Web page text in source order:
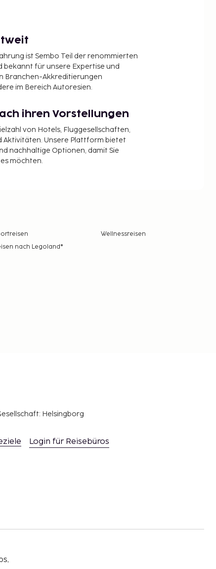
ist Sembo Teil der renommierten
bekannt für unsere Expertise und
Branchen-Akkreditierungen
im Bereich Autoresien.
ihren Vorstellungen
von Hotels, Fluggesellschaften,
Aktivitäten. Unsere Plattform bietet
nachhaltige Optionen, damit Sie
möchten.
Wellnessreisen
nach Legoland®
Helsingborg
Login für Reisebüros